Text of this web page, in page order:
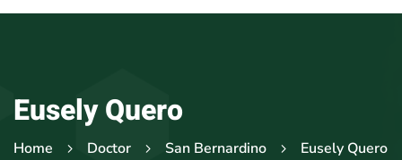
Eusely Quero
Home Doctor San Bernardino Eusely Quero